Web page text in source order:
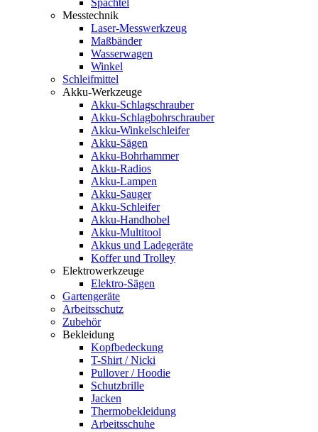
Spachtel
Messtechnik
Laser-Messwerkzeug
Maßbänder
Wasserwagen
Winkel
Schleifmittel
Akku-Werkzeuge
Akku-Schlagschrauber
Akku-Schlagbohrschrauber
Akku-Winkelschleifer
Akku-Sägen
Akku-Bohrhammer
Akku-Radios
Akku-Lampen
Akku-Sauger
Akku-Schleifer
Akku-Handhobel
Akku-Multitool
Akkus und Ladegeräte
Koffer und Trolley
Elektrowerkzeuge
Elektro-Sägen
Gartengeräte
Arbeitsschutz
Zubehör
Bekleidung
Kopfbedeckung
T-Shirt / Nicki
Pullover / Hoodie
Schutzbrille
Jacken
Thermobekleidung
Arbeitsschuhe